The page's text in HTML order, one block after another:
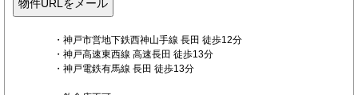
・神戸市営地下鉄西神山手線 長田 徒歩12分
・神戸高速東西線 高速長田 徒歩13分
・神戸電鉄有馬線 長田 徒歩13分